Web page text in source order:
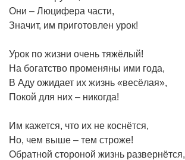
Они – Люцифера части,
Значит, им приготовлен урок!
Урок по жизни очень тяжёлый!
На богатство променяны ими года,
В Аду ожидает их жизнь «весёлая»,
Покой для них – никогда!
Им кажется, что их не коснётся,
Но, чем выше – тем строже!
Обратной стороной жизнь развернётся,